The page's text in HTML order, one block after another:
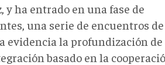
ha entrado en una fase de
una serie de encuentros
evidencia la profundización de
basado en la